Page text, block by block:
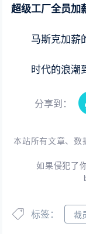
超级工厂全员加
马斯克加薪
时代的浪潮
分享到：
本站所有文章、数
如果侵犯了
标签： 裁